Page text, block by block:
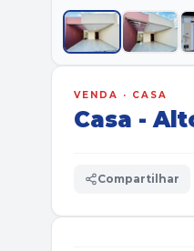
VENDA · CASA
Casa -
Compartilhar